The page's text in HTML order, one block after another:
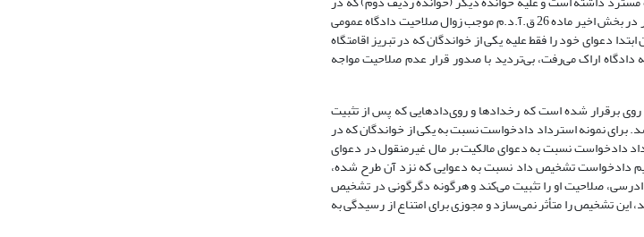
حوزه قضایی تبریز اقامت دارد، ادامه می‌دهد. اقدام خواهان در استرداد دادخواست علیه خوانده اول به حکم مقرر در بخش اخیر ماده 26 ق.آ.د.م موجب زوال صلاحیت دادگاه عمومی
دعوای خود را فقط علیه یکی از خواندگان که در تبریز اقامتگاه
اراک می‌رفت، بی‌تردید با صدور قرار عدم صلاحیت مواجه
تقدیم دادخواست یا همان تاریخ اقامه دعوا (مواد 26 و 49 ق.آ.د.م)، از آن روی برقرار شده است که رخدادها و روی‌دادهایی که پس از تثبیت
برای نمونه استرداد دادخواست نسبت به یکی از خواندگان که در
دادخواست نسبت به دعوای مالکیت بر مال غیرمنقول در دعوای
دادخواست تشخیص داد نسبت به دعوایی که نزد آن طرح شده،
صلاحیت او را تثبیت می‌کند و هرگونه دگرگونی در تشخیص
این تشخیص را متأثر نمی‌سازد و مجوزی برای امتناع از رسیدگی به